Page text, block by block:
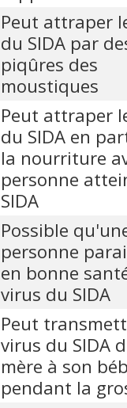
Peut attraper
du SIDA par
piqûres des
moustiques
Peut attraper
du SIDA en
la nourriture
personne
SIDA
Possible
personne
en bonne
virus du SIDA
Peut
virus du SIDA
mère à son
pendant la